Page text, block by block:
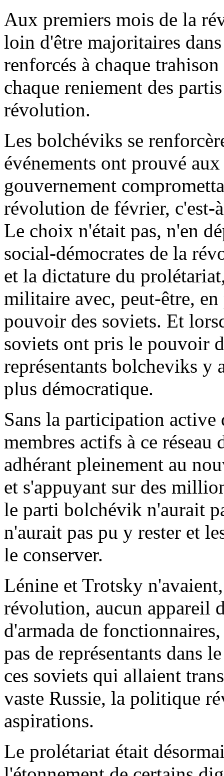
Aux premiers mois de la
loin d'être majoritaires
renforcés à chaque
chaque reniement des
révolution.
Les bolchéviks se
événements ont prouvé
gouvernement
révolution de février, c'est-
Le choix n'était pas, n'en
social-démocrates de la
et la dictature du
militaire avec, peut-être,
pouvoir des soviets. Et
soviets ont pris le pouvoir
représentants bolcheviks y
plus démocratique.
Sans la participation active
membres actifs à ce
adhérant pleinement au
et s'appuyant sur des
le parti bolchévik n'aurait
n'aurait pas pu y rester et
le conserver.
Lénine et Trotsky
révolution, aucun appareil
d'armada de
pas de représentants dans
ces soviets qui allaient
vaste Russie, la politique
aspirations.
Le prolétariat était